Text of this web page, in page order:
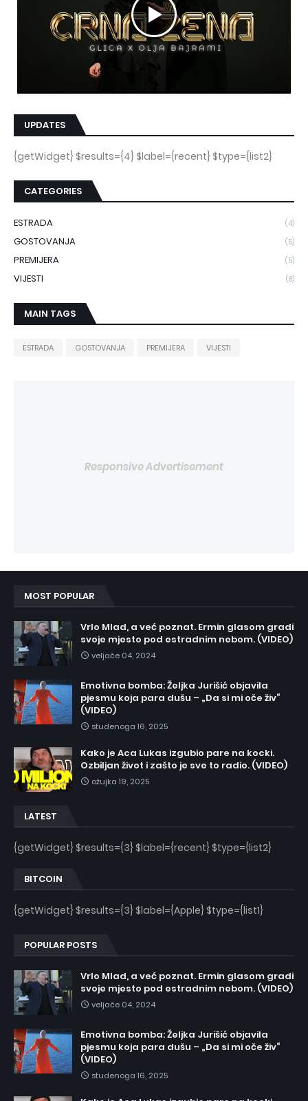
UPDATES
{getWidget} $results={4} $label={recent} $type={list2}
CATEGORIES
ESTRADA (4)
GOSTOVANJA (5)
PREMIJERA (5)
VIJESTI (8)
MAIN TAGS
ESTRADA GOSTOVANJA PREMIJERA VIJESTI
Responsive Advertisement
MOST POPULAR
Vrlo Mlad, a već poznat. Ermin glasom gradi
svoje mjesto pod estradnim nebom. (VIDEO)
veljače 04, 2024
Emotivna bomba: Željka Jurišić objavila
pjesmu koja para dušu – „Da si mi oče živ“
(VIDEO)
studenoga 16, 2025
Kako je Aca Lukas izgubio pare na kocki.
Ozbiljan život i zašto je sve to radio. (VIDEO)
ožujka 19, 2025
LATEST
{getWidget} $results={3} $label={recent} $type={list2}
BITCOIN
{getWidget} $results={3} $label={Apple} $type={list1}
POPULAR POSTS
Vrlo Mlad, a već poznat. Ermin glasom gradi
svoje mjesto pod estradnim nebom. (VIDEO)
veljače 04, 2024
Emotivna bomba: Željka Jurišić objavila
pjesmu koja para dušu – „Da si mi oče živ“
(VIDEO)
studenoga 16, 2025